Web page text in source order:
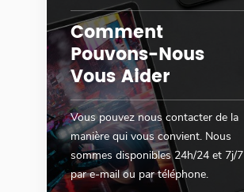
Comment
Pouvons-Nous
Vous Aider
Vous pouvez nous contacter de la
manière qui vous convient. Nous
sommes disponibles 24h/24 et 7j/7
par e-mail ou par téléphone.